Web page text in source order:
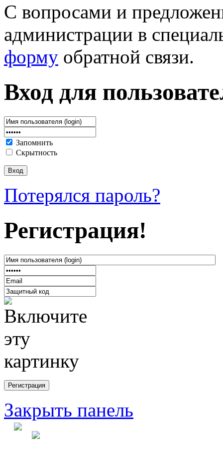
С вопросами и
администрации в
форму обратной связи.
Вход для
Запомнить
Скрытность
Потерялся пароль?
Регистрация!
Закрыть панель